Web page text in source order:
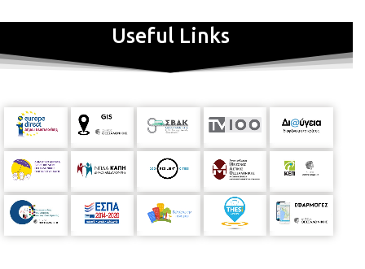
Useful Links